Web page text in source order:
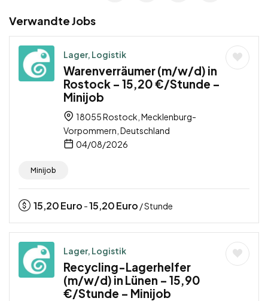
Verwandte Jobs
Lager, Logistik
Warenverräumer (m/w/d) in
Rostock – 15,20 €/Stunde –
Minijob
18055 Rostock, Mecklenburg-
Vorpommern, Deutschland
04/08/2026
Minijob
15,20Euro -15,20Euro / Stunde
Lager, Logistik
Recycling-Lagerhelfer
(m/w/d) in Lünen – 15,90
€/Stunde – Minijob